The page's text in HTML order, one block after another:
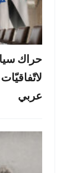
حراك
عربي